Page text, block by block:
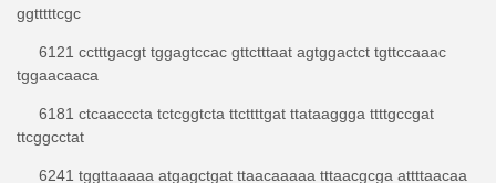
ggtttttcgc
6121 cctttgacgt tggagtccac gttctttaat agtggactct tgttccaaac
tggaacaaca
6181 ctcaacccta tctcggtcta ttcttttgat ttataaggga ttttgccgat
ttcggcctat
6241 tggttaaaaa atgagctgat ttaacaaaaa tttaacgcga attttaacaa